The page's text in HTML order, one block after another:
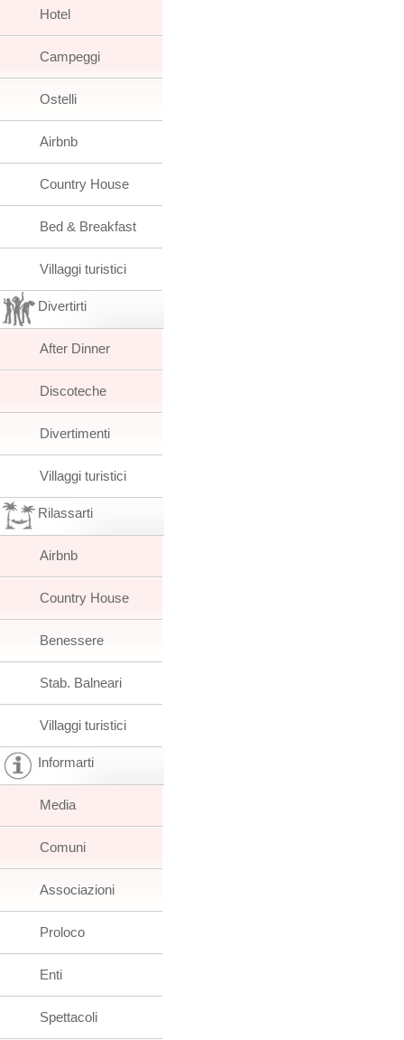
Hotel
Campeggi
Ostelli
Airbnb
Country House
Bed & Breakfast
Villaggi turistici
Divertirti
After Dinner
Discoteche
Divertimenti
Villaggi turistici
Rilassarti
Airbnb
Country House
Benessere
Stab. Balneari
Villaggi turistici
Informarti
Media
Comuni
Associazioni
Proloco
Enti
Spettacoli